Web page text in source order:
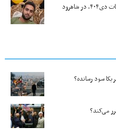
آروین خیرخواه، از بازداشت‌شدگان اعتراضات دی۴۰۴، در شاهرود
سود رسانده؟
می‌کند؟